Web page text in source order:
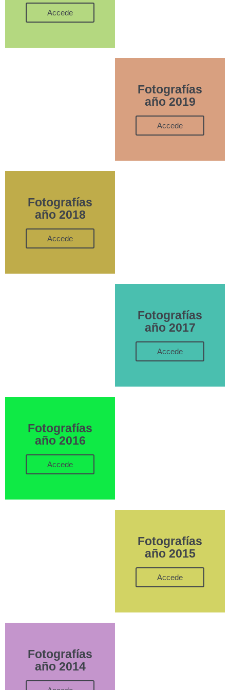
Accede
Fotografías
año 2019
Accede
Fotografías
año 2018
Accede
Fotografías
año 2017
Accede
Fotografías
año 2016
Accede
Fotografías
año 2015
Accede
Fotografías
año 2014